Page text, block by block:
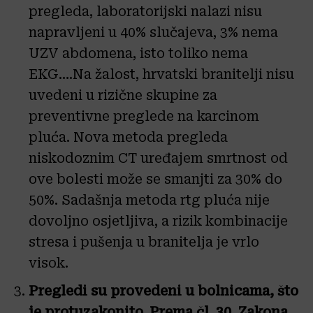
pregleda, laboratorijski nalazi nisu
napravljeni u 40% slučajeva, 3% nema
UZV abdomena, isto toliko nema
EKG….Na žalost, hrvatski branitelji nisu
uvedeni u rizične skupine za
preventivne preglede na karcinom
pluća. Nova metoda pregleda
niskodoznim CT uređajem smrtnost od
ove bolesti može se smanjti za 30% do
50%. Sadašnja metoda rtg pluća nije
dovoljno osjetljiva, a rizik kombinacije
stresa i pušenja u branitelja je vrlo
visok.
Pregledi su provedeni u bolnicama, što